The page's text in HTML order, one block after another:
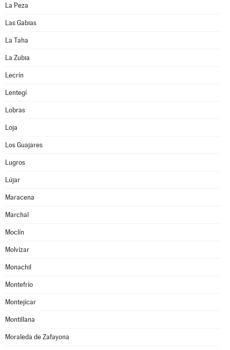
La Peza
Las Gabias
La Taha
La Zubia
Lecrín
Lentegí
Lobras
Loja
Los Guajares
Lugros
Lújar
Maracena
Marchal
Moclín
Molvízar
Monachil
Montefrío
Montejícar
Montillana
Moraleda de Zafayona